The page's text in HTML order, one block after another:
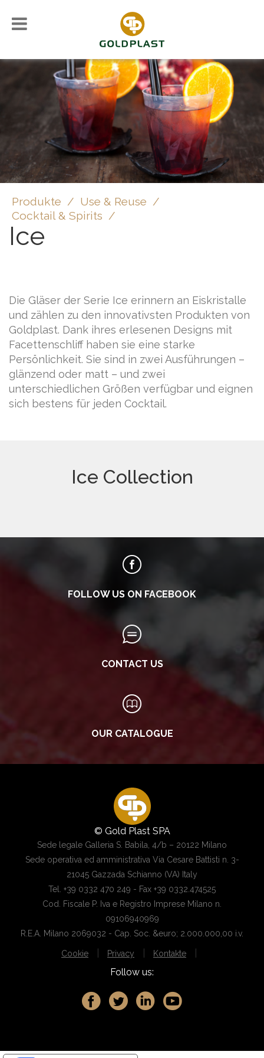
Produkte / Use & Reuse /
Cocktail & Spirits /
Ice
Die Gläser der Serie Ice erinnern an Eiskristalle
und zählen zu den innovativsten Produkten von
Goldplast. Dank ihres erlesenen Designs mit
Facettenschliff haben sie eine starke
Persönlichkeit. Sie sind in zwei Ausführungen –
glänzend oder matt – und zwei
unterschiedlichen Größen verfügbar und eignen
sich bestens für jeden Cocktail.
Ice Collection
FOLLOW US ON FACEBOOK
CONTACT US
OUR CATALOGUE
© Gold Plast SPA
Sede legale Galleria S. Babila, 4/b – 20122 Milano
Sede operativa ed amministrativa Via Cesare Battisti n. 3-
21045 Gazzada Schianno (VA) Italy
Tel. +39 0332 470 249 - Fax +39 0332.474525
Cod. Fiscale P. Iva e Registro Imprese Milano n.
09106940969
R.E.A. Milano 2069032 - Cap. Soc. &euro; 2.000.000,00 i.v.
Cookie Privacy Kontakte
Follow us: